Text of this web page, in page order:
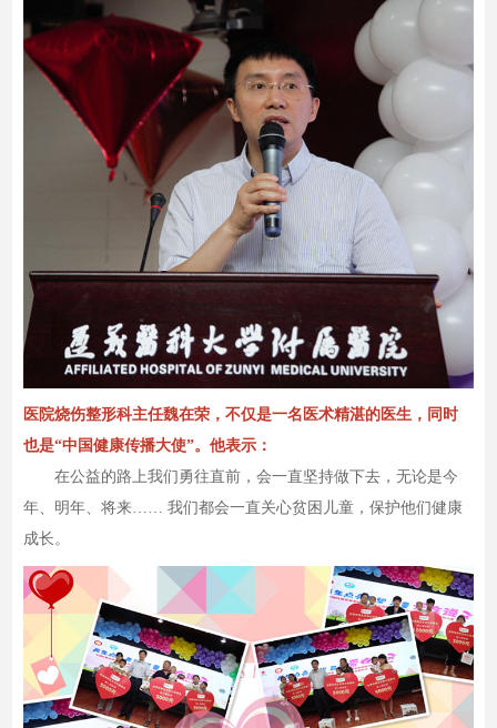
医院烧伤整形科主任魏在荣，不仅是一名医术精湛的医生，同时
也是“中国健康传播大使”。他表示：
在公益的路上我们勇往直前，会一直坚持做下去，无论是今
年、明年、将来…… 我们都会一直关心贫困儿童，保护他们健康
成长。